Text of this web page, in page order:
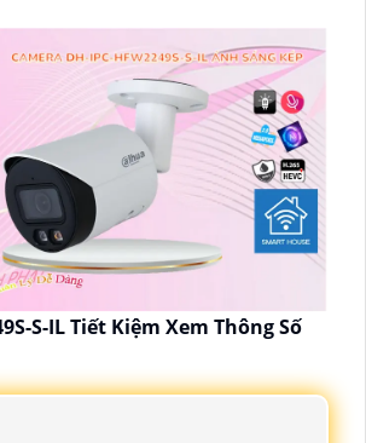
S-IL Tiết Kiệm Xem Thông Số